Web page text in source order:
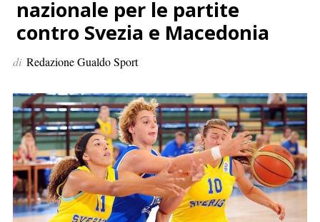
e
r
:
nazionale per le partite
contro Svezia e Macedonia
di Redazione Gualdo Sport